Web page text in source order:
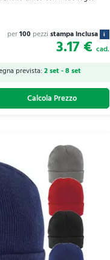
per100 pezzi stampa inclusa i
3.17 € cad.
prevista:2 set - 8 set
Calcola Prezzo